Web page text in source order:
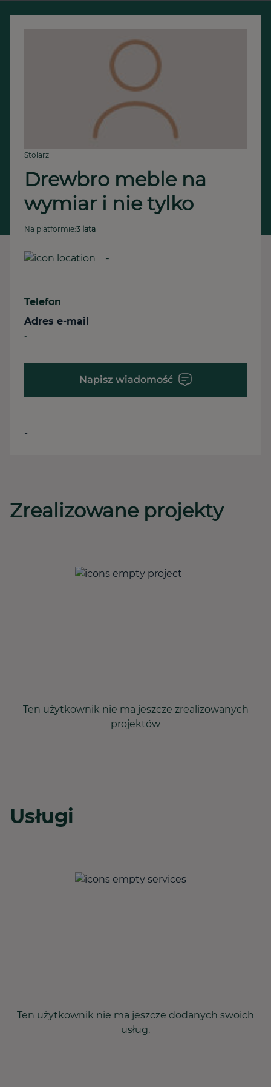
Stolarz
Drewbro meble na
wymiar i nie tylko
Na platformie:3 lata
-
Telefon
Adres e-mail
-
Napisz wiadomość
-
Zrealizowane projekty
Ten użytkownik nie ma jeszcze zrealizowanych
projektów
Usługi
Ten użytkownik nie ma jeszcze dodanych swoich
usług.